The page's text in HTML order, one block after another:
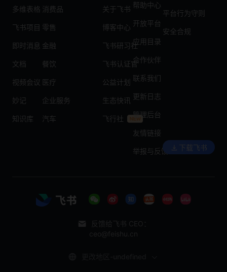
多维表格
飞书项目
即时消息
文档
视频会议
妙记
知识库
消费品
零售
金融
餐饮
医疗
企业服务
汽车
关于飞书
博客中心
飞书研习社
飞书认证官
公益计划
生态快讯
飞行社
帮助中心
开放平台
应用目录
合作伙伴
联系我们
更新日志
管理后台
友情链接
举报与反馈
平台行为守则
安全合规
下载飞书
反馈给飞书 CEO：
ceo@feishu.cn